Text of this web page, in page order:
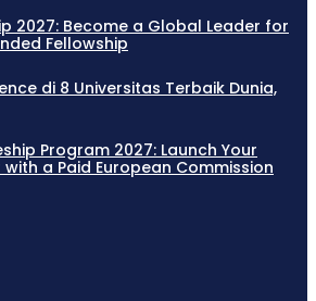
2027: Become a Global Leader for
Fellowship
di 8 Universitas Terbaik Dunia,
Program 2027: Launch Your
a Paid European Commission